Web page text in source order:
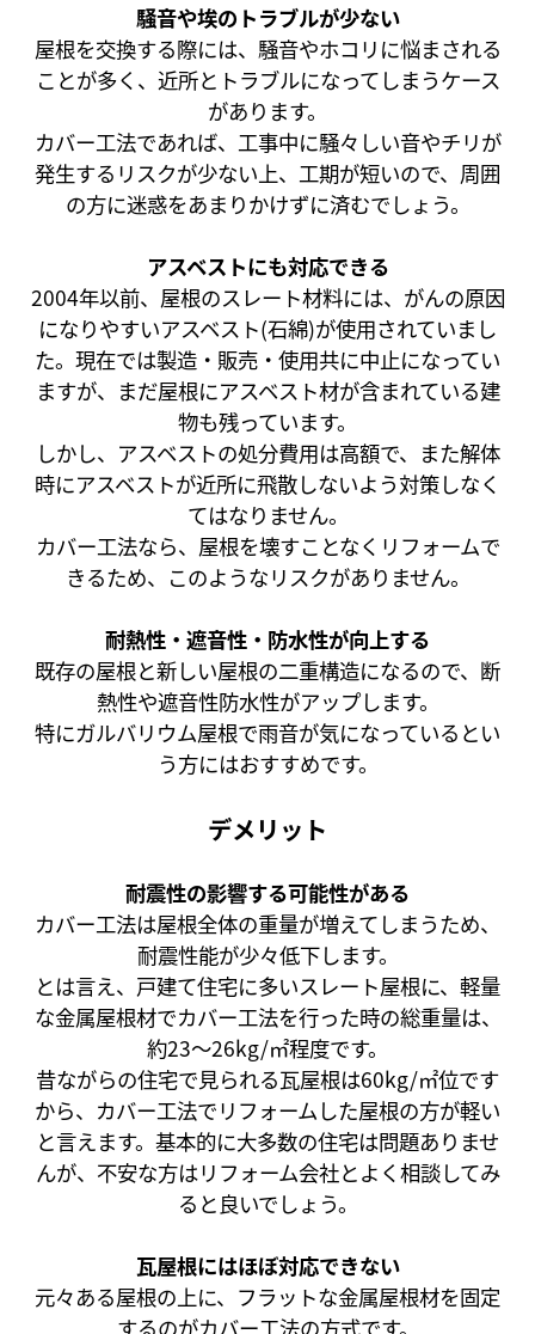
騒音や埃のトラブルが少ない
屋根を交換する際には、騒音やホコリに悩まされる
ことが多く、近所とトラブルになってしまうケース
があります。
カバー工法であれば、工事中に騒々しい音やチリが
発生するリスクが少ない上、工期が短いので、周囲
の方に迷惑をあまりかけずに済むでしょう。
アスベストにも対応できる
2004年以前、屋根のスレート材料には、がんの原因
になりやすいアスベスト(石綿)が使用されていまし
た。現在では製造・販売・使用共に中止になってい
ますが、まだ屋根にアスベスト材が含まれている建
物も残っています。
しかし、アスベストの処分費用は高額で、また解体
時にアスベストが近所に飛散しないよう対策しなく
てはなりません。
カバー工法なら、屋根を壊すことなくリフォームで
きるため、このようなリスクがありません。
耐熱性・遮音性・防水性が向上する
既存の屋根と新しい屋根の二重構造になるので、断
熱性や遮音性防水性がアップします。
特にガルバリウム屋根で雨音が気になっているとい
う方にはおすすめです。
デメリット
耐震性の影響する可能性がある
カバー工法は屋根全体の重量が増えてしまうため、
耐震性能が少々低下します。
とは言え、戸建て住宅に多いスレート屋根に、軽量
な金属屋根材でカバー工法を行った時の総重量は、
約23～26kg/㎡程度です。
昔ながらの住宅で見られる瓦屋根は60kg/㎡位です
から、カバー工法でリフォームした屋根の方が軽い
と言えます。基本的に大多数の住宅は問題ありませ
んが、不安な方はリフォーム会社とよく相談してみ
ると良いでしょう。
瓦屋根にはほぼ対応できない
元々ある屋根の上に、フラットな金属屋根材を固定
するのがカバー工法の方式です。